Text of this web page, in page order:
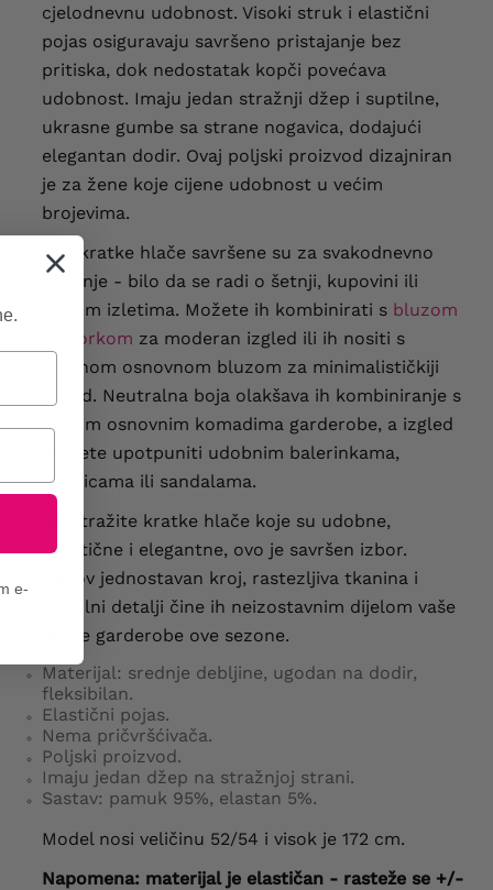
cjelodnevnu udobnost. Visoki struk i elastični
pojas osiguravaju savršeno pristajanje bez
pritiska, dok nedostatak kopči povećava
udobnost. Imaju jedan stražnji džep i suptilne,
ukrasne gumbe sa strane nogavica, dodajući
elegantan dodir. Ovaj poljski proizvod dizajniran
je za žene koje cijene udobnost u većim
brojevima.
Ove kratke hlače savršene su za svakodnevno
nošenje - bilo da se radi o šetnji, kupovini ili
ljetnim izletima. Možete ih kombinirati s bluzom
s uzorkom za moderan izgled ili ih nositi s
običnom osnovnom bluzom za minimalističkiji
izgled. Neutralna boja olakšava ih kombiniranje s
raznim osnovnim komadima garderobe, a izgled
možete upotpuniti udobnim balerinkama,
tenisicama ili sandalama.
Ako tražite kratke hlače koje su udobne,
praktične i elegantne, ovo je savršen izbor.
Njihov jednostavan kroj, rastezljiva tkanina i
suptilni detalji čine ih neizostavnim dijelom vaše
ljetne garderobe ove sezone.
Materijal: srednje debljine, ugodan na dodir,
fleksibilan.
Elastični pojas.
Nema pričvršćivača.
Poljski proizvod.
Imaju jedan džep na stražnjoj strani.
Sastav: pamuk 95%, elastan 5%.
Model nosi veličinu 52/54 i visok je 172 cm.
Napomena: materijal je elastičan - rasteže se +/-
e-